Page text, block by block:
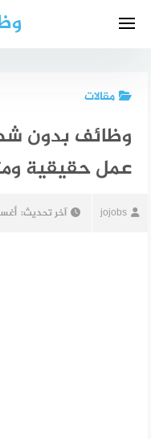
مقالات
وظائف بدون
عمل حقيقية
jojobs آخر تحديث: